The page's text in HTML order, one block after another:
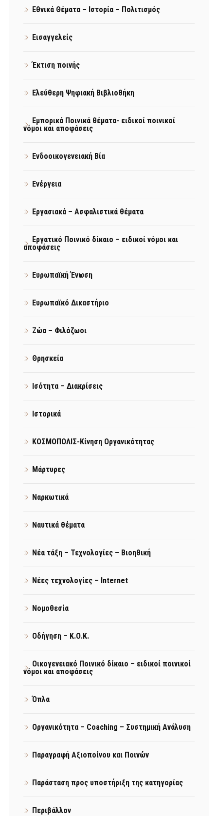
Εθνικά Θέματα – Ιστορία – Πολιτισμός
Εισαγγελείς
Έκτιση ποινής
Ελεύθερη Ψηφιακή Βιβλιοθήκη
Εμπορικά Ποινικά θέματα- ειδικοί ποινικοί
νόμοι και αποφάσεις
Ενδοοικογενειακή Βία
Ενέργεια
Εργασιακά – Ασφαλιστικά θέματα
Εργατικό Ποινικό δίκαιο – ειδικοί νόμοι και
αποφάσεις
Ευρωπαϊκή Ένωση
Ευρωπαϊκό Δικαστήριο
Ζώα – Φιλόζωοι
Θρησκεία
Ισότητα – Διακρίσεις
Ιστορικά
ΚΟΣΜΟΠΟΛΙΣ-Κίνηση Οργανικότητας
Μάρτυρες
Ναρκωτικά
Ναυτικά θέματα
Νέα τάξη – Τεχνολογίες – Βιοηθική
Νέες τεχνολογίες – Internet
Νομοθεσία
Οδήγηση – Κ.Ο.Κ.
Οικογενειακό Ποινικό δίκαιο – ειδικοί ποινικοί
νόμοι και αποφάσεις
Όπλα
Οργανικότητα – Coaching – Συστημική Ανάλυση
Παραγραφή Αξιοποίνου και Ποινών
Παράσταση προς υποστήριξη της κατηγορίας
Περιβάλλον